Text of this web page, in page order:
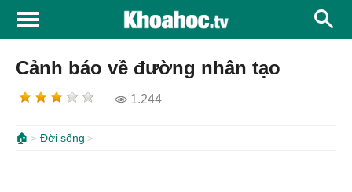
Cảnh báo về đường nhân tạo
1.244
🏠 Đời sống